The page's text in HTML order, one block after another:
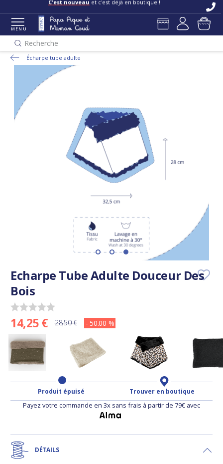
C'est nouveau et c'est déjà en boutique !
MENU
Recherche
Écharpe tube adulte
Echarpe Tube Adulte Douceur Des
Bois
14,25 € 28,50 € - 50.00 %
Produit épuisé Trouver en boutique
Payez votre commande en 3x sans frais à partir de 79€ avec
DÉTAILS